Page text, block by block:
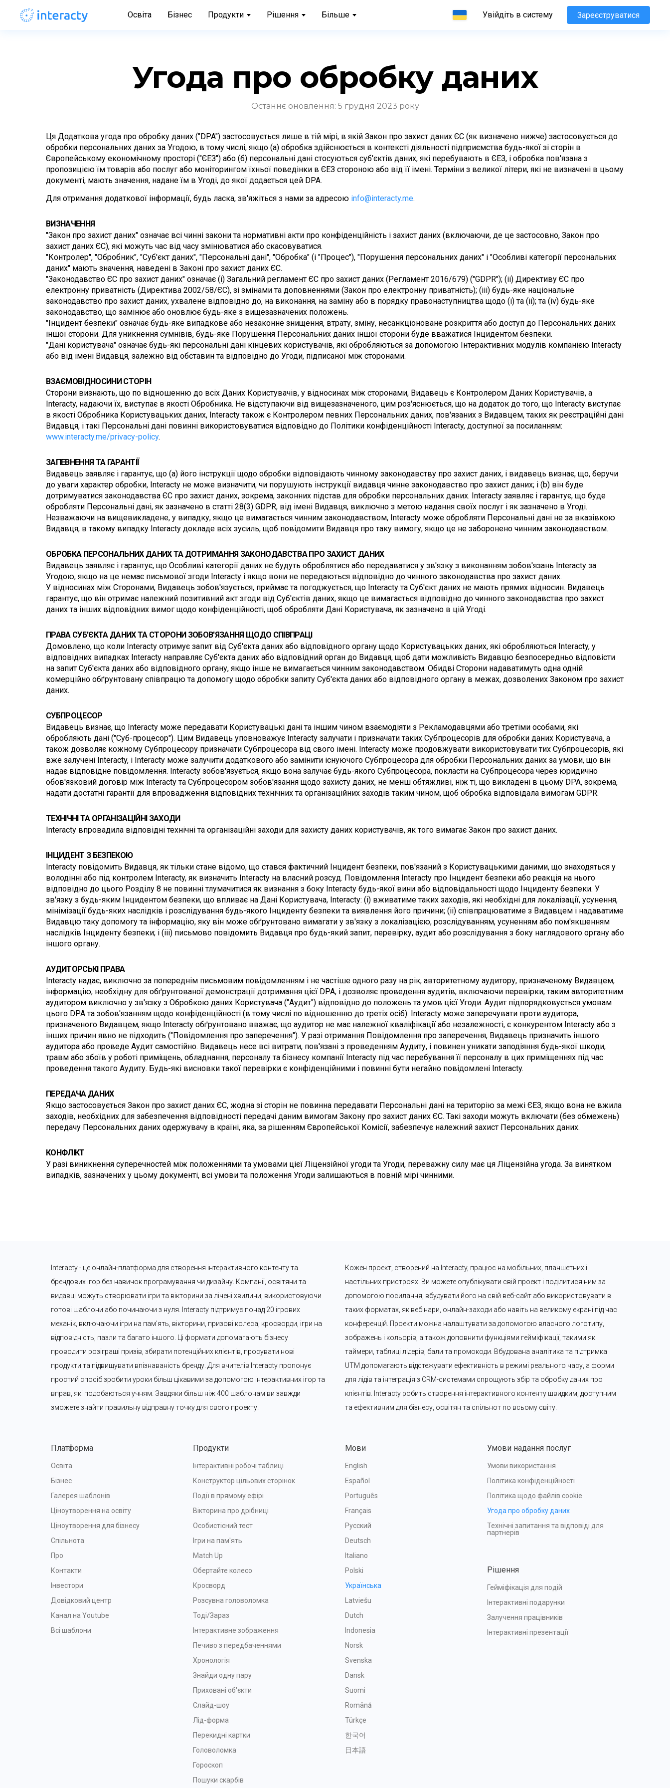
Освіта Бізнес Продукти Рішення Більше Увійдіть в систему Зареєструватися
Угода про обробку даних
Останнє оновлення: 5 грудня 2023 року
Ця Додаткова угода про обробку даних ("DPA") застосовується лише в тій мірі, в якій Закон про захист даних ЄС (як визначено нижче) застосовується до
обробки персональних даних за Угодою, в тому числі, якщо (а) обробка здійснюється в контексті діяльності підприємства будь-якої зі сторін в
Європейському економічному просторі ("ЄЕЗ") або (б) персональні дані стосуються суб'єктів даних, які перебувають в ЄЕЗ, і обробка пов'язана з
пропозицією їм товарів або послуг або моніторингом їхньої поведінки в ЄЕЗ стороною або від її імені. Терміни з великої літери, які не визначені в цьому
документі, мають значення, надане їм в Угоді, до якої додається цей DPA.
Для отримання додаткової інформації, будь ласка, зв'яжіться з нами за адресою info@interacty.me.
ВИЗНАЧЕННЯ
"Закон про захист даних" означає всі чинні закони та нормативні акти про конфіденційність і захист даних (включаючи, де це застосовно, Закон про
захист даних ЄС), які можуть час від часу змінюватися або скасовуватися.
"Контролер", "Обробник", "Суб'єкт даних", "Персональні дані", "Обробка" (і "Процес"), "Порушення персональних даних" і "Особливі категорії персональних
даних" мають значення, наведені в Законі про захист даних ЄС.
"Законодавство ЄС про захист даних" означає (i) Загальний регламент ЄС про захист даних (Регламент 2016/679) ("GDPR"); (ii) Директиву ЄС про
електронну приватність (Директива 2002/58/ЄС), зі змінами та доповненнями (Закон про електронну приватність); (iii) будь-яке національне
законодавство про захист даних, ухвалене відповідно до, на виконання, на заміну або в порядку правонаступництва щодо (i) та (ii); та (iv) будь-яке
законодавство, що замінює або оновлює будь-яке з вищезазначених положень.
"Інцидент безпеки" означає будь-яке випадкове або незаконне знищення, втрату, зміну, несанкціоноване розкриття або доступ до Персональних даних
іншої сторони. Для уникнення сумнівів, будь-яке Порушення Персональних даних іншої сторони буде вважатися Інцидентом безпеки.
"Дані користувача" означає будь-які персональні дані кінцевих користувачів, які обробляються за допомогою Інтерактивних модулів компанією Interacty
або від імені Видавця, залежно від обставин та відповідно до Угоди, підписаної між сторонами.
ВЗАЄМОВІДНОСИНИ СТОРІН
Сторони визнають, що по відношенню до всіх Даних Користувачів, у відносинах між сторонами, Видавець є Контролером Даних Користувачів, а
Interacty, надаючи їх, виступає в якості Обробника. Не відступаючи від вищезазначеного, цим роз'яснюється, що на додаток до того, що Interacty виступає
в якості Обробника Користувацьких даних, Interacty також є Контролером певних Персональних даних, пов'язаних з Видавцем, таких як реєстраційні дані
www.interacty.me/privacy-policy.
ЗАПЕВНЕННЯ ТА ГАРАНТІЇ
Видавець заявляє і гарантує, що (a) його інструкції щодо обробки відповідають чинному законодавству про захист даних, і видавець визнає, що, беручи
до уваги характер обробки, Interacty не може визначити, чи порушують інструкції видавця чинне законодавство про захист даних; і (b) він буде
дотримуватися законодавства ЄС про захист даних, зокрема, законних підстав для обробки персональних даних. Interacty заявляє і гарантує, що буде
обробляти Персональні дані, як зазначено в статті 28(3) GDPR, від імені Видавця, виключно з метою надання своїх послуг і як зазначено в Угоді.
Незважаючи на вищевикладене, у випадку, якщо це вимагається чинним законодавством, Interacty може обробляти Персональні дані не за вказівкою
Видавця, в такому випадку Interacty докладе всіх зусиль, щоб повідомити Видавця про таку вимогу, якщо це не заборонено чинним законодавством.
ОБРОБКА ПЕРСОНАЛЬНИХ ДАНИХ ТА ДОТРИМАННЯ ЗАКОНОДАВСТВА ПРО ЗАХИСТ ДАНИХ
Видавець заявляє і гарантує, що Особливі категорії даних не будуть оброблятися або передаватися у зв'язку з виконанням зобов'язань Interacty за
Угодою, якщо на це немає письмової згоди Interacty і якщо вони не передаються відповідно до чинного законодавства про захист даних.
У відносинах між Сторонами, Видавець зобов'язується, приймає та погоджується, що Interacty та Суб'єкт даних не мають прямих відносин. Видавець
гарантує, що він отримає належний позитивний акт згоди від Суб'єктів даних, якщо це вимагається відповідно до чинного законодавства про захист
даних та інших відповідних вимог щодо конфіденційності, щоб обробляти Дані Користувача, як зазначено в цій Угоді.
ПРАВА СУБ'ЄКТА ДАНИХ ТА СТОРОНИ ЗОБОВ'ЯЗАННЯ ЩОДО СПІВПРАЦІ
Домовлено, що коли Interacty отримує запит від Суб'єкта даних або відповідного органу щодо Користувацьких даних, які обробляються Interacty, у
відповідних випадках Interacty направляє Суб'єкта даних або відповідний орган до Видавця, щоб дати можливість Видавцю безпосередньо відповісти
на запит Суб'єкта даних або відповідного органу, якщо інше не вимагається чинним законодавством. Обидві Сторони надаватимуть одна одній
комерційно обґрунтовану співпрацю та допомогу щодо обробки запиту Суб'єкта даних або відповідного органу в межах, дозволених Законом про захист
даних.
СУБПРОЦЕСОР
Видавець визнає, що Interacty може передавати Користувацькі дані та іншим чином взаємодіяти з Рекламодавцями або третіми особами, які
обробляють дані ("Суб-процесор"). Цим Видавець уповноважує Interacty залучати і призначати таких Субпроцесорів для обробки даних Користувача, а
також дозволяє кожному Субпроцесору призначати Субпроцесора від свого імені. Interacty може продовжувати використовувати тих Субпроцесорів, які
вже залучені Interacty, і Interacty може залучити додаткового або замінити існуючого Субпроцесора для обробки Персональних даних за умови, що він
надає відповідне повідомлення. Interacty зобов'язується, якщо вона залучає будь-якого Субпроцесора, покласти на Субпроцесора через юридично
обов'язковий договір між Interacty та Субпроцесором зобов'язання щодо захисту даних, не менш обтяжливі, ніж ті, що викладені в цьому DPA, зокрема,
надати достатні гарантії для впровадження відповідних технічних та організаційних заходів таким чином, щоб обробка відповідала вимогам GDPR.
ТЕХНІЧНІ ТА ОРГАНІЗАЦІЙНІ ЗАХОДИ
Interacty впровадила відповідні технічні та організаційні заходи для захисту даних користувачів, як того вимагає Закон про захист даних.
ІНЦИДЕНТ З БЕЗПЕКОЮ
Interacty повідомить Видавця, як тільки стане відомо, що стався фактичний Інцидент безпеки, пов'язаний з Користувацькими даними, що знаходяться у
володінні або під контролем Interacty, як визначить Interacty на власний розсуд. Повідомлення Interacty про Інцидент безпеки або реакція на нього
відповідно до цього Розділу 8 не повинні тлумачитися як визнання з боку Interacty будь-якої вини або відповідальності щодо Інциденту безпеки. У
зв'язку з будь-яким Інцидентом безпеки, що впливає на Дані Користувача, Interacty: (i) вживатиме таких заходів, які необхідні для локалізації, усунення,
мінімізації будь-яких наслідків і розслідування будь-якого Інциденту безпеки та виявлення його причини; (ii) співпрацюватиме з Видавцем і надаватиме
Видавцю таку допомогу та інформацію, яку він може обґрунтовано вимагати у зв'язку з локалізацією, розслідуванням, усуненням або пом'якшенням
наслідків Інциденту безпеки; і (iii) письмово повідомить Видавця про будь-який запит, перевірку, аудит або розслідування з боку наглядового органу або
іншого органу.
АУДИТОРСЬКІ ПРАВА
Interacty надає, виключно за попереднім письмовим повідомленням і не частіше одного разу на рік, авторитетному аудитору, призначеному Видавцем,
інформацію, необхідну для обґрунтованої демонстрації дотримання цієї DPA, і дозволяє проведення аудитів, включаючи перевірки, таким авторитетним
аудитором виключно у зв'язку з Обробкою даних Користувача ("Аудит") відповідно до положень та умов цієї Угоди. Аудит підпорядковується умовам
цього DPA та зобов'язанням щодо конфіденційності (в тому числі по відношенню до третіх осіб). Interacty може заперечувати проти аудитора,
призначеного Видавцем, якщо Interacty обґрунтовано вважає, що аудитор не має належної кваліфікації або незалежності, є конкурентом Interacty або з
інших причин явно не підходить ("Повідомлення про заперечення"). У разі отримання Повідомлення про заперечення, Видавець призначить іншого
аудитора або проведе Аудит самостійно. Видавець несе всі витрати, пов'язані з проведенням Аудиту, і повинен уникати заподіяння будь-якої шкоди,
травм або збоїв у роботі приміщень, обладнання, персоналу та бізнесу компанії Interacty під час перебування її персоналу в цих приміщеннях під час
проведення такого Аудиту. Будь-які висновки такої перевірки є конфіденційними і повинні бути негайно повідомлені Interacty.
ПЕРЕДАЧА ДАНИХ
Якщо застосовується Закон про захист даних ЄС, жодна зі сторін не повинна передавати Персональні дані на територію за межі ЄЕЗ, якщо вона не вжила
заходів, необхідних для забезпечення відповідності передачі даним вимогам Закону про захист даних ЄС. Такі заходи можуть включати (без обмежень)
передачу Персональних даних одержувачу в країні, яка, за рішенням Європейської Комісії, забезпечує належний захист Персональних даних.
КОНФЛІКТ
У разі виникнення суперечностей між положеннями та умовами цієї Ліцензійної угоди та Угоди, переважну силу має ця Ліцензійна угода. За винятком
випадків, зазначених у цьому документі, всі умови та положення Угоди залишаються в повній мірі чинними.
Interacty - це онлайн-платформа для створення інтерактивного контенту та
брендових ігор без навичок програмування чи дизайну. Компанії, освітяни та
видавці можуть створювати ігри та вікторини за лічені хвилини, використовуючи
готові шаблони або починаючи з нуля. Interacty підтримує понад 20 ігрових
механік, включаючи ігри на пам'ять, вікторини, призові колеса, кросворди, ігри на
відповідність, пазли та багато іншого. Ці формати допомагають бізнесу
проводити розіграші призів, збирати потенційних клієнтів, просувати нові
продукти та підвищувати впізнаваність бренду. Для вчителів Interacty пропонує
простий спосіб зробити уроки більш цікавими за допомогою інтерактивних ігор та
вправ, які подобаються учням. Завдяки більш ніж 400 шаблонам ви завжди
зможете знайти правильну відправну точку для свого проекту.
Кожен проект, створений на Interacty, працює на мобільних, планшетних і
настільних пристроях. Ви можете опублікувати свій проект і поділитися ним за
допомогою посилання, вбудувати його на свій веб-сайт або використовувати в
таких форматах, як вебінари, онлайн-заходи або навіть на великому екрані під час
конференцій. Проекти можна налаштувати за допомогою власного логотипу,
зображень і кольорів, а також доповнити функціями гейміфікації, такими як
таймери, таблиці лідерів, бали та промокоди. Вбудована аналітика та підтримка
UTM допомагають відстежувати ефективність в режимі реального часу, а форми
для лідів та інтеграція з CRM-системами спрощують збір та обробку даних про
клієнтів. Interacty робить створення інтерактивного контенту швидким, доступним
та ефективним для бізнесу, освітян та спільнот по всьому світу.
Платформа
Освіта
Бізнес
Галерея шаблонів
Ціноутворення на освіту
Ціноутворення для бізнесу
Спільнота
Про
Контакти
Інвестори
Довідковий центр
Канал на Youtube
Всі шаблони
Продукти
Інтерактивні робочі таблиці
Конструктор цільових сторінок
Події в прямому ефірі
Вікторина про дрібниці
Особистісний тест
Ігри на пам'ять
Match Up
Обертайте колесо
Кросворд
Розсувна головоломка
Тоді/Зараз
Інтерактивне зображення
Печиво з передбаченнями
Хронологія
Знайди одну пару
Приховані об'єкти
Слайд-шоу
Лід-форма
Перекидні картки
Головоломка
Гороскоп
Пошуки скарбів
Мови
English
Español
Português
Français
Русский
Deutsch
Italiano
Polski
Українська
Latviešu
Dutch
Indonesia
Norsk
Svenska
Dansk
Suomi
Română
Türkçe
한국어
日本語
Умови надання послуг
Умови використання
Політика конфіденційності
Політика щодо файлів cookie
Угода про обробку даних
Технічні запитання та відповіді для
партнерів
Рішення
Гейміфікація для подій
Інтерактивні подарунки
Залучення працівників
Інтерактивні презентації